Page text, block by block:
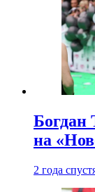
Богдан
на
2 года